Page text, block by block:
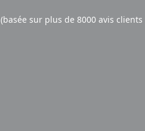
(basée sur plus de 8000 avis clients